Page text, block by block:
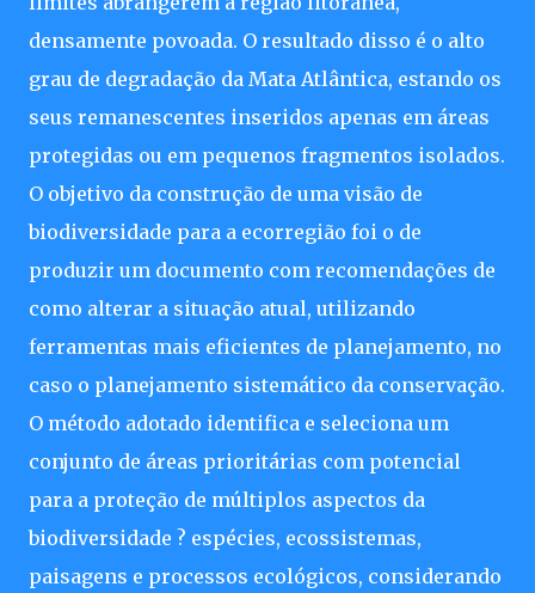
densamente povoada. O resultado disso é o alto
grau de degradação da Mata Atlântica, estando os
seus remanescentes inseridos apenas em áreas
protegidas ou em pequenos fragmentos isolados.
O objetivo da construção de uma visão de
biodiversidade para a ecorregião foi o de
produzir um documento com recomendações de
como alterar a situação atual, utilizando
ferramentas mais eficientes de planejamento, no
caso o planejamento sistemático da conservação.
O método adotado identifica e seleciona um
conjunto de áreas prioritárias com potencial
para a proteção de múltiplos aspectos da
biodiversidade ? espécies, ecossistemas,
paisagens e processos ecológicos, considerando